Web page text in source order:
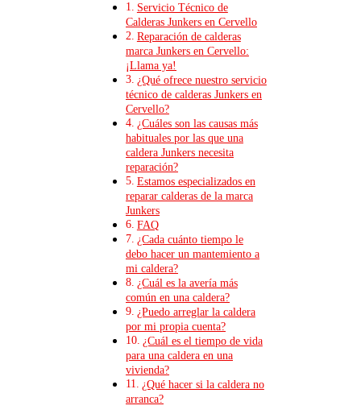
Servicio Técnico de
Calderas Junkers en Cervello
Reparación de calderas
marca Junkers en Cervello:
¡Llama ya!
¿Qué ofrece nuestro servicio
técnico de calderas Junkers en
Cervello?
¿Cuáles son las causas más
habituales por las que una
caldera Junkers necesita
reparación?
Estamos especializados en
reparar calderas de la marca
Junkers
FAQ
¿Cada cuánto tiempo le
debo hacer un mantemiento a
mi caldera?
¿Cuál es la avería más
común en una caldera?
¿Puedo arreglar la caldera
por mi propia cuenta?
¿Cuál es el tiempo de vida
para una caldera en una
vivienda?
¿Qué hacer si la caldera no
arranca?